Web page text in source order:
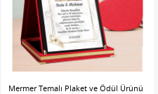
Mermer Temalı Plaket ve Ödül Ürünü